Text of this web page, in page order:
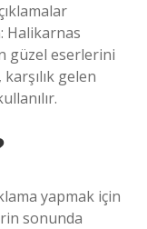
Halikarnas
güzel eserlerini
karşılık gelen
yapmak için
sonunda